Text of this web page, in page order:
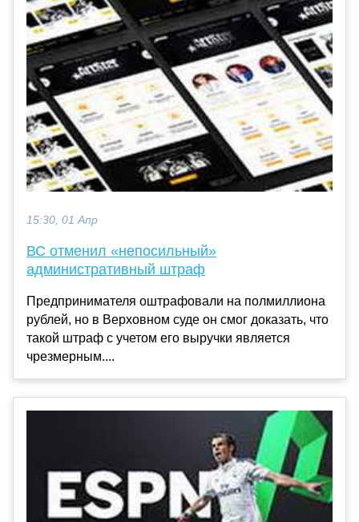
15:30, 01 Апр
ВС отменил «непосильный»
административный штраф
Предпринимателя оштрафовали на полмиллиона
рублей, но в Верховном суде он смог доказать, что
такой штраф с учетом его выручки является
чрезмерным....